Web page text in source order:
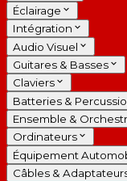
Éclairage
Intégration
Audio Visuel
Guitares & Basses
Claviers
Batteries &
Ensemble &
Ordinateurs
Équipement
Câbles &